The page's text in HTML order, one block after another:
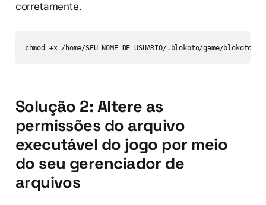
corretamente.
chmod +x /home/SEU_NOME_DE_USUARIO/.blokoto/game/
Solução 2: Altere as
permissões do arquivo
executável do jogo por meio
do seu gerenciador de
arquivos